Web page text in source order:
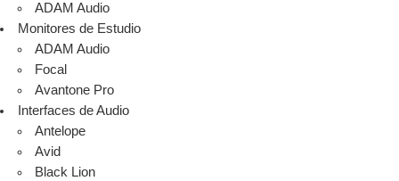
ADAM Audio
Monitores de Estudio
ADAM Audio
Focal
Avantone Pro
Interfaces de Audio
Antelope
Avid
Black Lion